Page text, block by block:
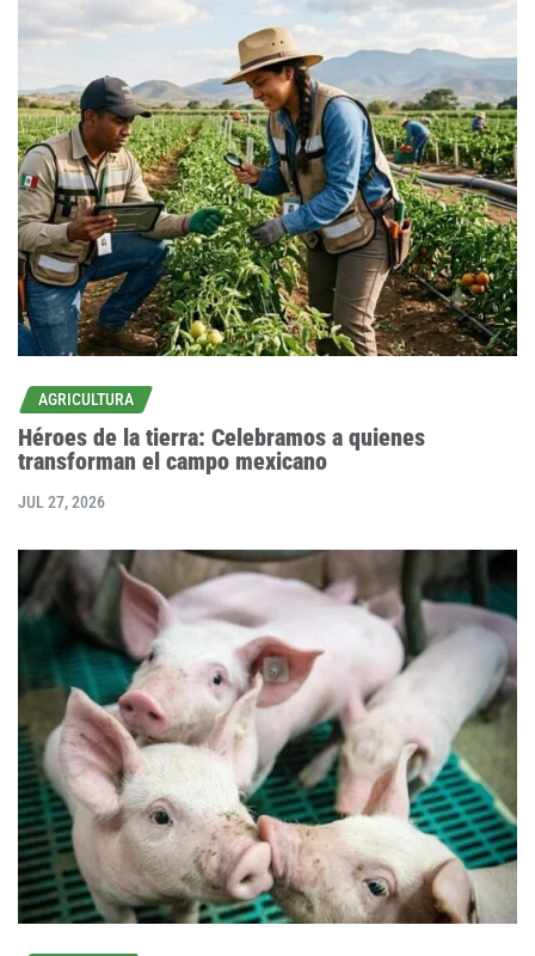
AGRICULTURA
Héroes de la tierra: Celebramos a quienes
transforman el campo mexicano
JUL 27, 2026